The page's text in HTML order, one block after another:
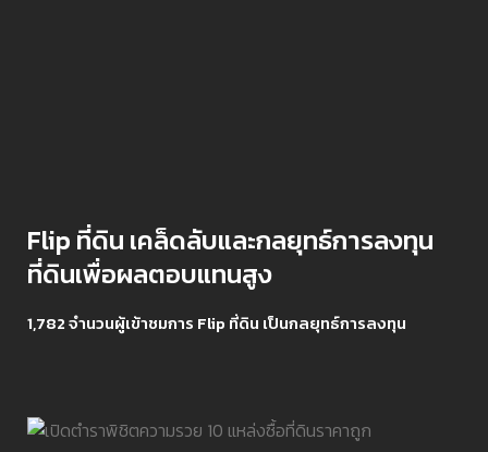
Flip ที่ดิน เคล็ดลับและกลยุทธ์การลงทุน
ที่ดินเพื่อผลตอบแทนสูง
1,782 จำนวนผู้เข้าชมการ Flip ที่ดิน เป็นกลยุทธ์การลงทุน